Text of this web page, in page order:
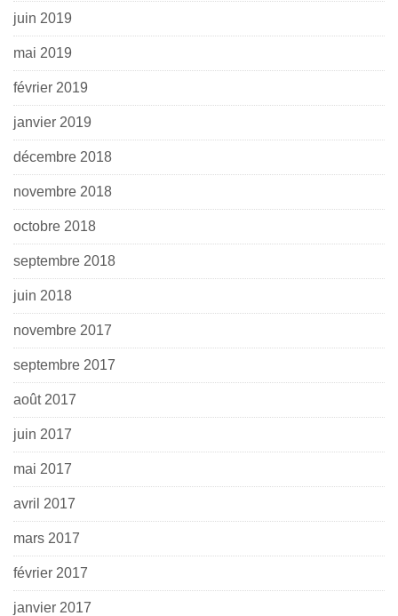
juin 2019
mai 2019
février 2019
janvier 2019
décembre 2018
novembre 2018
octobre 2018
septembre 2018
juin 2018
novembre 2017
septembre 2017
août 2017
juin 2017
mai 2017
avril 2017
mars 2017
février 2017
janvier 2017